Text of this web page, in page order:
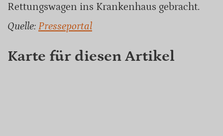
Rettungswagen ins Krankenhaus gebracht.
Quelle: Presseportal
Karte für diesen Artikel